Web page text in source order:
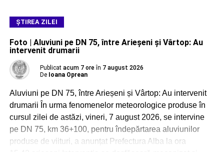
ŞTIREA ZILEI
Foto | Aluviuni pe DN 75, între Arieșeni și Vârtop: Au
intervenit drumarii
Publicat acum 7 ore în 7 august 2026
De Ioana Oprean
Aluviuni pe DN 75, între Arieșeni și Vârtop: Au intervenit
drumarii În urma fenomenelor meteorologice produse în
cursul zilei de astăzi, vineri, 7 august 2026, se intervine
pe DN 75, km 36+100, pentru îndepărtarea aluviunilor
produse de viituri, a anunțat Prefectura Alba la ora